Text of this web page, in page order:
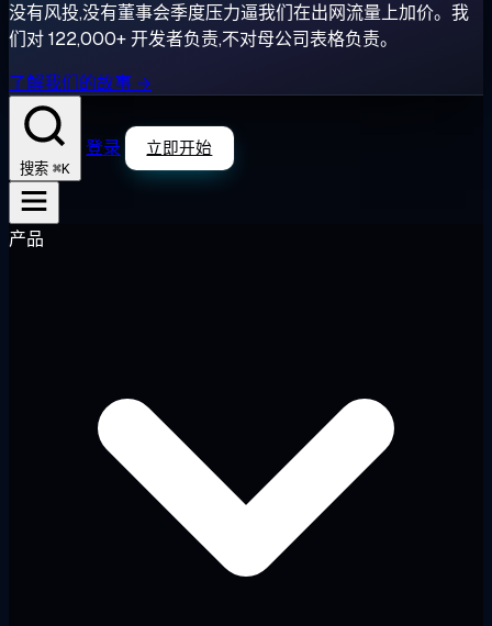
没有风投,没有董事会季度压力逼我们在出网流量上加价。我
们对 122,000+ 开发者负责,不对母公司表格负责。
了解我们的故事 →
搜索 ⌘K
登录 立即开始
产品